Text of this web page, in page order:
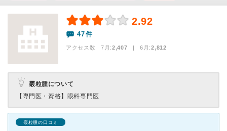
2.92
47件
アクセス数 7月:2,407 | 6月:2,812
霰粒腫について
【専門医・資格】 眼科専門医
霰粒腫の口コミ